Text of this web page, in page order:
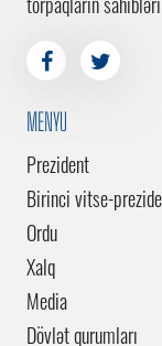
MENYU
Prezident
Birinci vitse-
Ordu
Xalq
Media
Dövlət qurumları